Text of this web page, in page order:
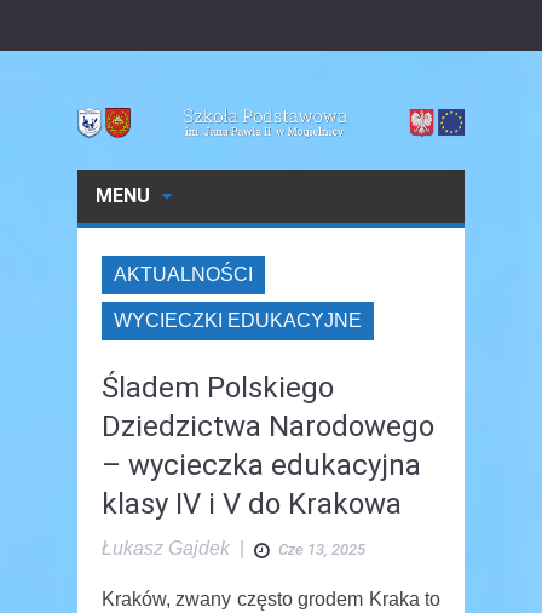
MENU
AKTUALNOŚCI
WYCIECZKI EDUKACYJNE
Śladem Polskiego
Dziedzictwa Narodowego
– wycieczka edukacyjna
klasy IV i V do Krakowa
Łukasz Gajdek Cze 13, 2025
Kraków, zwany często grodem Kraka to